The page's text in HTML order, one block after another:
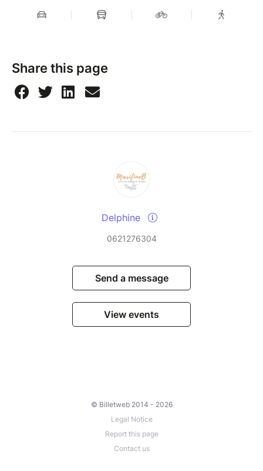
Share this page
Delphine
0621276304
Send a message
View events
© Billetweb 2014 - 2026
Legal Notice
Report this page
Contact us